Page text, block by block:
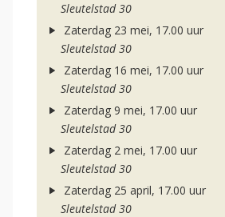
Sleutelstad 30
Zaterdag 23 mei, 17.00 uur
Sleutelstad 30
Zaterdag 16 mei, 17.00 uur
Sleutelstad 30
Zaterdag 9 mei, 17.00 uur
Sleutelstad 30
Zaterdag 2 mei, 17.00 uur
Sleutelstad 30
Zaterdag 25 april, 17.00 uur
Sleutelstad 30